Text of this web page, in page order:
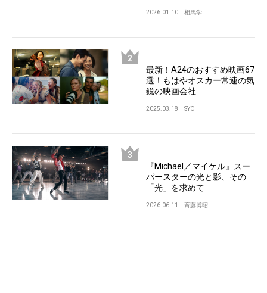
2026.01.10 相馬学
最新！A24のおすすめ映画67
選！もはやオスカー常連の気
鋭の映画会社
2025.03.18 SYO
『Michael／マイケル』スー
パースターの光と影、その
「光」を求めて
2026.06.11 斉藤博昭